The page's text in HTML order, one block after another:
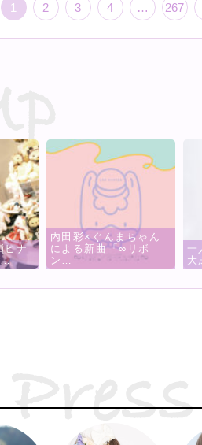
1 2 3 4 … 267
まちゃん
∞リボ
一人の女性の成長の集
大成が『劇場版 ヴァ…